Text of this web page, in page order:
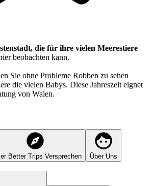
die für ihre vielen Meerestiere
beobachten kann.
Sie ohne Probleme Robben zu sehen
die vielen Babys. Diese Jahreszeit eignet
von Walen.
Better Trips Versprechen Über Uns